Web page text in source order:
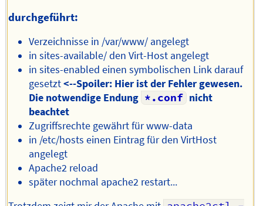
durchgeführt:
Verzeichnisse in /var/www/ angelegt
in sites-available/ den Virt-Host angelegt
in sites-enabled einen symbolischen Link darauf
gesetzt<--Spoiler: Hier ist der Fehler gewesen.
Die notwendige Endung *.conf nicht
beachtet
Zugriffsrechte gewährt für www-data
in /etc/hosts einen Eintrag für den VirtHost
angelegt
Apache2 reload
später nochmal apache2 restart...